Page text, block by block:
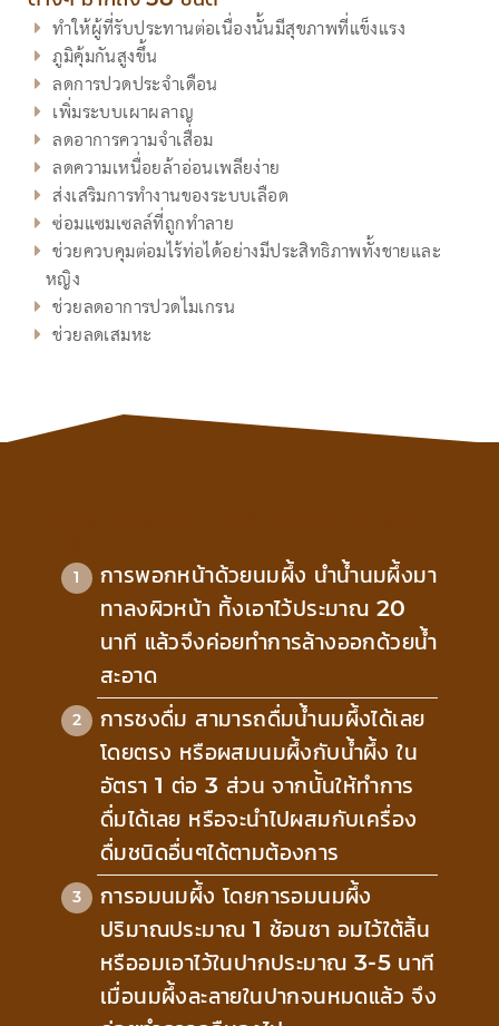
ทำให้ผู้ที่รับประทานต่อเนื่องนั้นมีสุขภาพที่แข็งแรง
ภูมิคุ้มกันสูงขึ้น
ลดการปวดประจำเดือน
เพิ่มระบบเผาผลาญ
ลดอาการความจำเสื่อม
ลดความเหนื่อยล้าอ่อนเพลียง่าย
ส่งเสริมการทำงานของระบบเลือด
ซ่อมแซมเซลล์ที่ถูกทำลาย
ช่วยควบคุมต่อมไร้ท่อได้อย่างมีประสิทธิภาพทั้งชายและ
หญิง
ช่วยลดอาการปวดไมเกรน
ช่วยลดเสมหะ
การพอกหน้าด้วยนมผึ้ง นำน้ำนมผึ้งมา
ทาลงผิวหน้า ทิ้งเอาไว้ประมาณ 20
นาที แล้วจึงค่อยทำการล้างออกด้วยน้ำ
สะอาด
การชงดื่ม สามารถดื่มน้ำนมผึ้งได้เลย
โดยตรง หรือผสมนมผึ้งกับน้ำผึ้ง ใน
อัตรา 1 ต่อ 3 ส่วน จากนั้นให้ทำการ
ดื่มได้เลย หรือจะนำไปผสมกับเครื่อง
ดื่มชนิดอื่นๆได้ตามต้องการ
การอมนมผึ้ง โดยการอมนมผึ้ง
ปริมาณประมาณ 1 ช้อนชา อมไว้ใต้ลิ้น
หรืออมเอาไว้ในปากประมาณ 3-5 นาที
เมื่อนมผึ้งละลายในปากจนหมดแล้ว จึง